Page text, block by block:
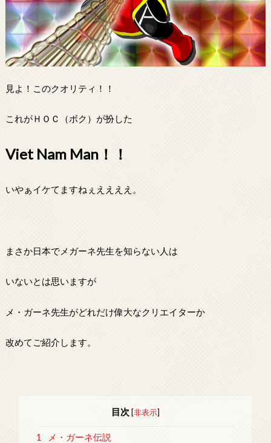
見よ！このクオリティ！！
これがＨＯＣ（ボク）が扮した
Viet Nam Man！！
いやぁイケてますねぇええええ。
まさか日本でメガーネ先生を知らない人は
いないとは思いますが
メ・ガーネ先生がどれだけ偉大なクリエイターか
改めてご紹介します。
目次 [非表示]
1 メ・ガーネ伝説